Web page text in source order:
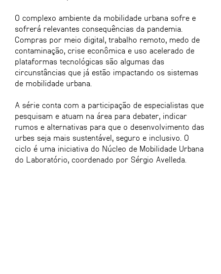
O complexo ambiente da mobilidade urbana sofre e
sofrerá relevantes consequências da pandemia.
Compras por meio digital, trabalho remoto, medo de
contaminação, crise econômica e uso acelerado de
plataformas tecnológicas são algumas das
circunstâncias que já estão impactando os sistemas
de mobilidade urbana.
A série conta com a participação de especialistas que
pesquisam e atuam na área para debater, indicar
rumos e alternativas para que o desenvolvimento das
urbes seja mais sustentável, seguro e inclusivo. O
ciclo é uma iniciativa do Núcleo de Mobilidade Urbana
do Laboratório, coordenado por Sérgio Avelleda.